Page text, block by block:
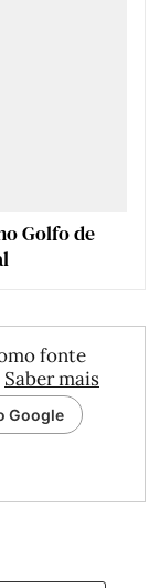
Golfo de
fonte
Saber mais
Google